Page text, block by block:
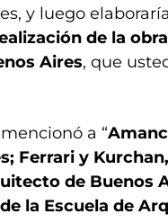
y luego
de la
Aires, que
a “
Ferrari y
de Buenos
la Escuela de